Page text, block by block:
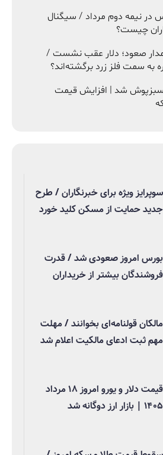
در نیمه دوم مرداد / سیگنال
چیست؟
صعود؛ دلار عقب نشست /
به سمت فلز زرد برگشته‌اند؟
سبزپوش شد | افزایش قیمت
سوپرایز ویژه برای خبرنگاران / طرح
جدید حمایت از مسکن کلید خورد
بورس امروز صعودی شد / قدرت
فروشندگان بیشتر از خریداران
مالکان قولنامه‌ای بخوانند / مهلت
مهم ثبت ادعای مالکیت اعلام شد
قیمت دلار و یورو امروز ۱۸ مرداد
۱۴۰۵ | بازار ارز دوگانه شد